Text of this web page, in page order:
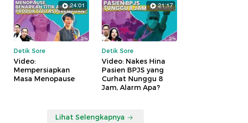
24:01
Detik Sore
Video:
Mempersiapkan
Masa Menopause
21:17
Detik Sore
Video: Nakes Hina
Pasien BPJS yang
Curhat Nunggu 8
Jam, Alarm Apa?
Lihat Selengkapnya